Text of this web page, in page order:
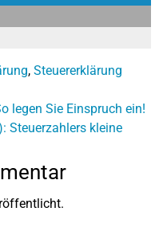
, Steuererklärung
legen Sie Einspruch ein!
Steuerzahlers kleine